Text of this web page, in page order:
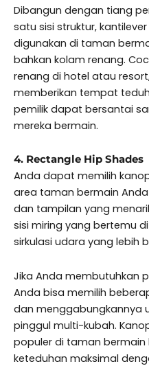
Dibangun dengan tiang
satu sisi struktur,
digunakan di taman
bahkan kolam renang.
renang di hotel atau
memberikan tempat
pemilik dapat bersantai
mereka bermain.
4. Rectangle Hip Shades
Anda dapat memilih
area taman bermain
dan tampilan yang
sisi miring yang bertemu
sirkulasi udara yang lebih
Jika Anda membutuhkan
Anda bisa memilih
dan menggabungkannya
pinggul multi-kubah.
populer di taman bermain
keteduhan maksimal